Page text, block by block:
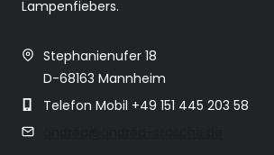
Lampenfiebers.
Stephanienufer 18
D-68163 Mannheim
Telefon Mobil +49 151 445 203 58